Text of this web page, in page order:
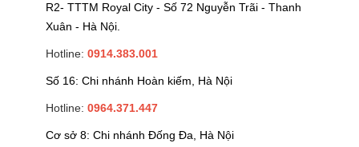
R2- TTTM Royal City - Số 72 Nguyễn Trãi - Thanh
Xuân - Hà Nội.
Hotline: 0914.383.001
Số 16: Chi nhánh Hoàn kiếm, Hà Nội
Hotline: 0964.371.447
Cơ sở 8: Chi nhánh Đống Đa, Hà Nội